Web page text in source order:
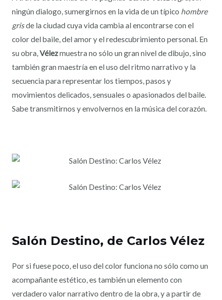
ningún dialogo, sumergirnos en la vida de un típico hombre
grisde la ciudad cuya vida cambia al encontrarse con el
color del baile, del amor y el redescubrimiento personal. En
su obra, Vélezmuestra no sólo un gran nivel de dibujo, sino
también gran maestría en el uso del ritmo narrativo y la
secuencia para representar los tiempos, pasos y
movimientos delicados, sensuales o apasionados del baile.
Sabe transmitirnos y envolvernos en la música del corazón.
Salón Destino, de Carlos Vélez
Por si fuese poco, el uso del color funciona no sólo como un
acompañante estético, es también un elemento con
verdadero valor narrativo dentro de la obra, y a partir de